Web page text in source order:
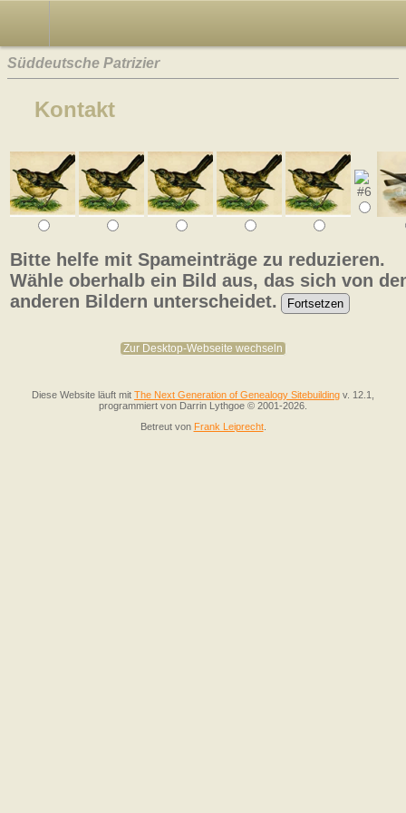
Süddeutsche Patrizier
Kontakt
Bitte helfe mit Spameinträge zu reduzieren.
Wähle oberhalb ein Bild aus, das sich von
anderen Bildern unterscheidet.
Zur Desktop-Webseite wechseln
Diese Website läuft mit The Next Generation of Genealogy Sitebuilding v. 12.1,
programmiert von Darrin Lythgoe © 2001-2026.
Betreut von Frank Leiprecht.